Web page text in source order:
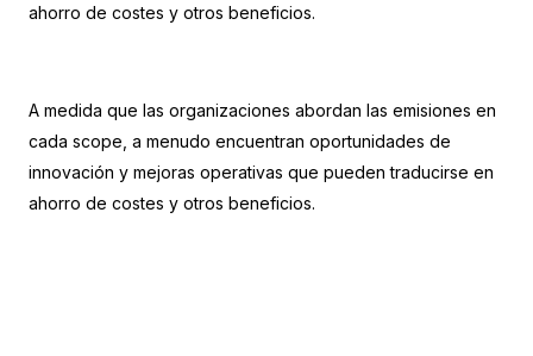
ahorro de costes y otros beneficios.
A medida que las organizaciones abordan las emisiones en
cada scope, a menudo encuentran oportunidades de
innovación y mejoras operativas que pueden traducirse en
ahorro de costes y otros beneficios.